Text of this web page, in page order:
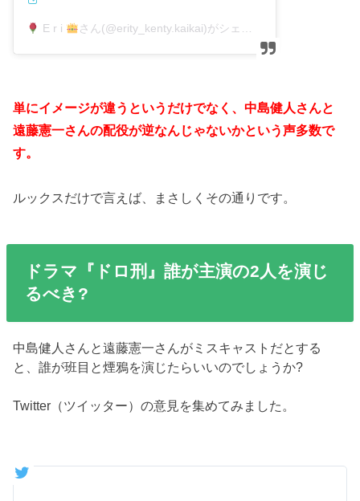
E r i さん(@erity_kenty.kaikai)がシェアした投稿
単にイメージが違うというだけでなく、中島健人さんと
遠藤憲一さんの配役が逆なんじゃないかという声多数で
す。
ルックスだけで言えば、まさしくその通りです。
ドラマ『ドロ刑』誰が主演の2人を演じ
るべき?
中島健人さんと遠藤憲一さんがミスキャストだとする
と、誰が班目と煙鴉を演じたらいいのでしょうか?
Twitter（ツイッター）の意見を集めてみました。